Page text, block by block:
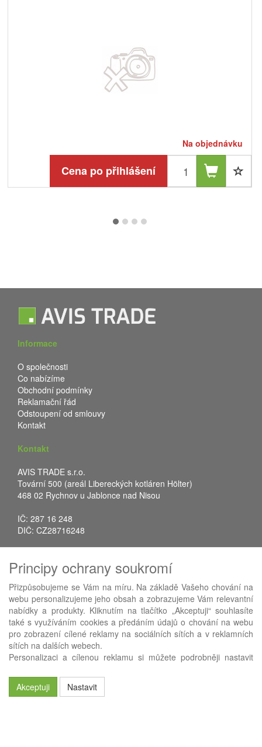
Na objednávku
Cena po přihlášení
Informace
O společnosti
Co nabízíme
Obchodní podmínky
Reklamační řád
Odstoupení od smlouvy
Kontakt
Kontakt
AVIS TRADE s.r.o.
Tovární 500 (areál Libereckých kotláren Hölter)
468 02 Rychnov u Jablonce nad Nisou
IČ: 287 16 248
DIČ: CZ28716248
Fax: +420 483 034 590
E-mail:info@avistrade.cz
Web:www.avistrade.cz
Používáme ABRA eShop- nejlepší řešení e-commerce pro náš
Principy ochrany soukromí
Přizpůsobujeme se Vám na míru. Na základě Vašeho chování na
webu personalizujeme jeho obsah a zobrazujeme Vám relevantní
nabídky a produkty. Kliknutím na tlačítko „Akceptuji“ souhlasíte
také s využíváním cookies a předáním údajů o chování na webu
pro zobrazení cílené reklamy na sociálních sítích a v reklamních
sítích na dalších webech.
Personalizaci a cílenou reklamu si můžete podrobněji nastavit
Akceptuji
Nastavit